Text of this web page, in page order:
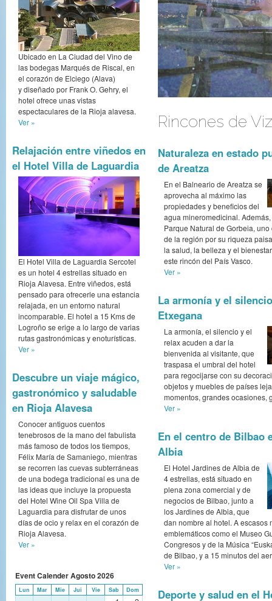
Ubicado en La Ciudad del Vino de
las bodegas Marqués de Riscal, en
el corazón de Elciego (Alava)
y diseñado por Frank O. Gehry, el
hotel ofrece unas vistas
espectaculares de la Rioja alavesa.
Ver »
Relajación entre viñedos en
el Hotel Villa de Laguardia
El Hotel Villa de Laguardia Sercotel
es un hotel 4 estrellas situado en
Rioja Alavesa. Entre viñedos, está
pensado para ofrecerle una estancia
relajada, en un entorno natural
incomparable. El hotel a 15 Kms de
Logroño se erige a lo largo de varias
rutas gastronómicas y enoturísticas.
Ver »
Descubre un viaje mágico,
gastronómico y saludable
en Rioja Alavesa
Conocer antiguos cuentos
tenebrosos de la mano del fabulista
más famoso de todos los tiempos,
Félix María de Samaniego, mientras
se recorren las cuevas subterráneas
de una bodega tradicional es una de
las ideas que incluye la propuesta
del Hotel Wine Oil Spa Villa de
Laguardia para disfrutar de unos
días de ocio y relax en el corazón de
Rioja Alavesa.
Ver »
Event CalenderAgosto2026
Lun Mar Mie Jui Vie Sab Dom
Rincones de
Naturaleza en estado
de Areatza
En el Balneario de Areatza se
aprovecha al máximo las
propiedades y beneficios del
agua mineromedicinal.
Parque Natural de Gorbeia,
de la región por su riqueza
la salud, la belleza y el
este rincón del País Vasco.
Ver »
La armonía y el
Etxegana
La armonía, el silencio y el
relax acuden a dar la
bienvenida al visitante, que
traspasa el umbral del hotel
para regocijarse con su
objetos y muebles de países
momentos, grandes ocasiones,
Ver »
En el centro de Bilbao
Albia
El Hotel Jardines de Albia de
4 estrellas, está situado en
plena zona comercial y de
negocios de Bilbao, junto a
los Jardines de Albia, que
dan nombre al hotel. A escasos
emblemáticos como el Museo
Congresos y de la Música
de Bilbao, y a 15 minutos del
Ver »
Deporte y salud en el